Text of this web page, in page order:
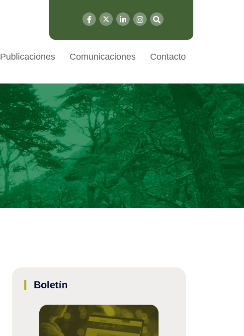
Publicaciones Comunicaciones Contacto
Boletín